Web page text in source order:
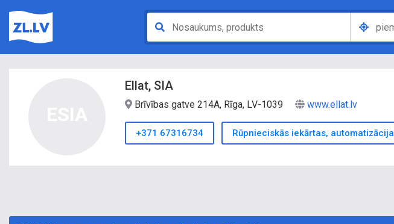
Ellat, SIA
Brīvības gatve 214A, Rīga, LV-1039 www.ellat.lv
+371 67316734 Rūpnieciskās iekārtas, automatizācija